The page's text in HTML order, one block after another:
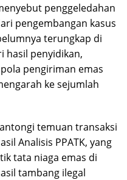
penggeledahan
pengembangan kasus
terungkap di
hasil penyidikan,
pengiriman emas
ke sejumlah
temuan transaksi
Analisis PPATK, yang
tata niaga emas di
tambang ilegal